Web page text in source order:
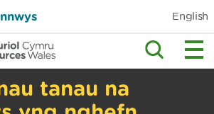
English
tanau na